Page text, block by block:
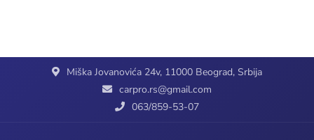
Miška Jovanovića 24v, 11000 Beograd, Srbija
carpro.rs@gmail.com
063/859-53-07